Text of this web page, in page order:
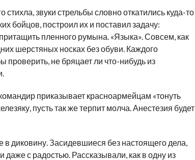
звуки стрельбы словно откатились куда-то
бойцов, построил их и поставил задачу:
пленного румына. «Языка». Совсем, как
шерстяных носках без обуви. Каждого
проверить, не бряцает ли что-нибудь из
приказывает красноармейцам «тонуть
пусть так же терпит молча. Анестезия будет
диковину. Засидевшиеся без настоящего дела,
даже с радостью. Рассказывали, как в одну из